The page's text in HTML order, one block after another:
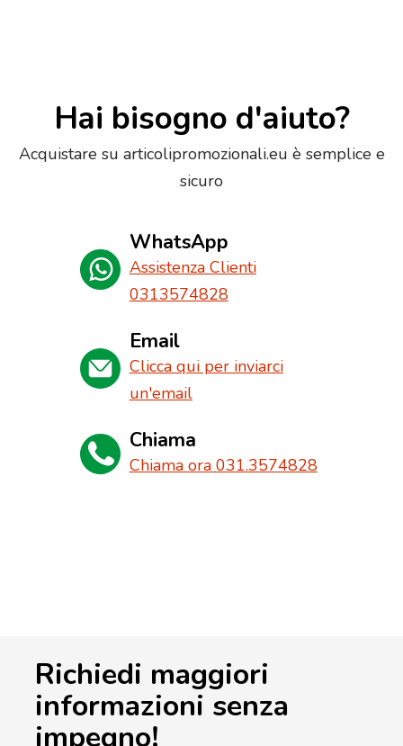
Hai bisogno d'aiuto?
Acquistare su articolipromozionali.eu è semplice e
sicuro
WhatsApp
Assistenza Clienti
0313574828
Email
Clicca qui per inviarci
un'email
Chiama
Chiama ora 031.3574828
Richiedi maggiori
informazioni senza
impegno!